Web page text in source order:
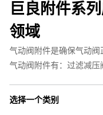
巨良附件系
领域
气动阀附件是确保气动
气动阀附件有：过滤减压
选择一个类别